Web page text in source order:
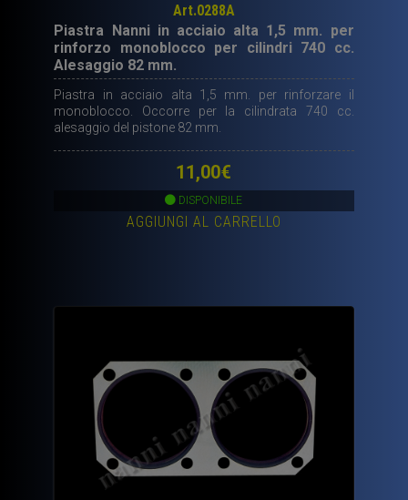
Art.0288A
Piastra Nanni in acciaio alta 1,5 mm. per
rinforzo monoblocco per cilindri 740 cc.
Alesaggio 82 mm.
Piastra in acciaio alta 1,5 mm. per rinforzare il
monoblocco. Occorre per la cilindrata 740 cc.
alesaggio del pistone 82 mm.
11,00€
DISPONIBILE
AGGIUNGI AL CARRELLO